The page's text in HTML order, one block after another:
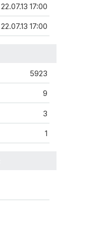
22.07.13 17:00
22.07.13 17:00
5923
9
3
1